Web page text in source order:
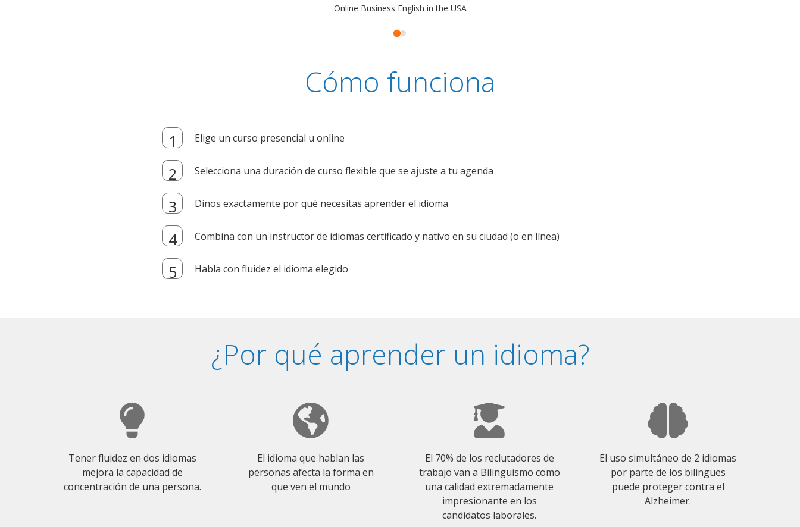
Online Business English in the USA
Cómo funciona
Elige un curso presencial u online
Selecciona una duración de curso flexible que se ajuste a tu agenda
Dinos exactamente por qué necesitas aprender el idioma
Combina con un instructor de idiomas certificado y nativo en su ciudad (o en línea)
Habla con fluidez el idioma elegido
¿Por qué aprender un idioma?
Tener fluidez en dos idiomas
mejora la capacidad de
concentración de una persona.
El idioma que hablan las
personas afecta la forma en
que ven el mundo
El 70% de los reclutadores de
trabajo van a Bilingüismo como
una calidad extremadamente
impresionante en los
candidatos laborales.
El uso simultáneo de 2 idiomas
por parte de los bilingües
puede proteger contra el
Alzheimer.